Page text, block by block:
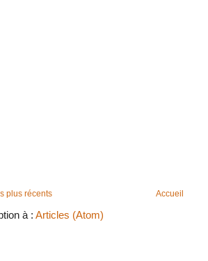
plus récents Accueil
à : Articles (Atom)